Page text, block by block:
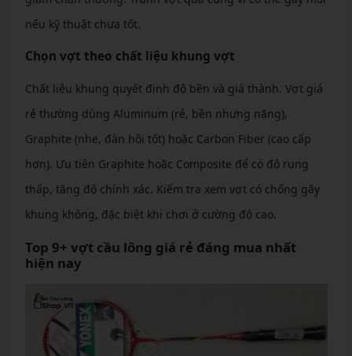
nếu kỹ thuật chưa tốt.
Chọn vợt theo chất liệu khung vợt
Chất liệu khung quyết định độ bền và giá thành. Vợt giá
rẻ thường dùng Aluminum (rẻ, bền nhưng nặng),
Graphite (nhẹ, đàn hồi tốt) hoặc Carbon Fiber (cao cấp
hơn). Ưu tiên Graphite hoặc Composite để có độ rung
thấp, tăng độ chính xác. Kiểm tra xem vợt có chống gãy
khung không, đặc biệt khi chơi ở cường độ cao.
Top 9+ vợt cầu lông giá rẻ đáng mua nhất
hiện nay